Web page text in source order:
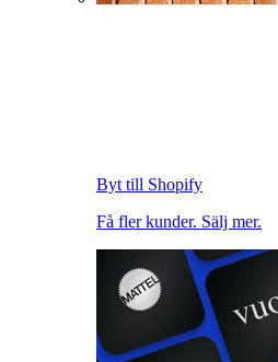
Byt till Shopify
Få fler kunder. Sälj mer.